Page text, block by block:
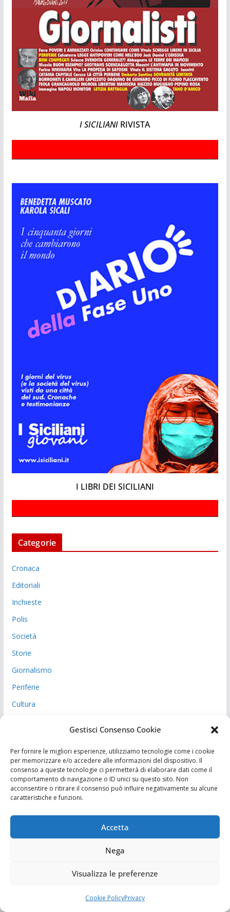
Gestisci Consenso Cookie
Per fornire le migliori esperienze, utilizziamo tecnologie come i cookie
per memorizzare e/o accedere alle informazioni del dispositivo. Il
consenso a queste tecnologie ci permetterà di elaborare dati come il
comportamento di navigazione o ID unici su questo sito. Non
acconsentire o ritirare il consenso può influire negativamente su alcune
caratteristiche e funzioni.
Accetta
Nega
Visualizza le preferenze
Cookie PolicyPrivacy
I SICILIANI RIVISTA
I LIBRI DEI SICILIANI
Categorie
Cronaca
Editoriali
Inchieste
Polis
Società
Storie
Giornalismo
Periferie
Cultura
Interviste
Paesi
Reportage